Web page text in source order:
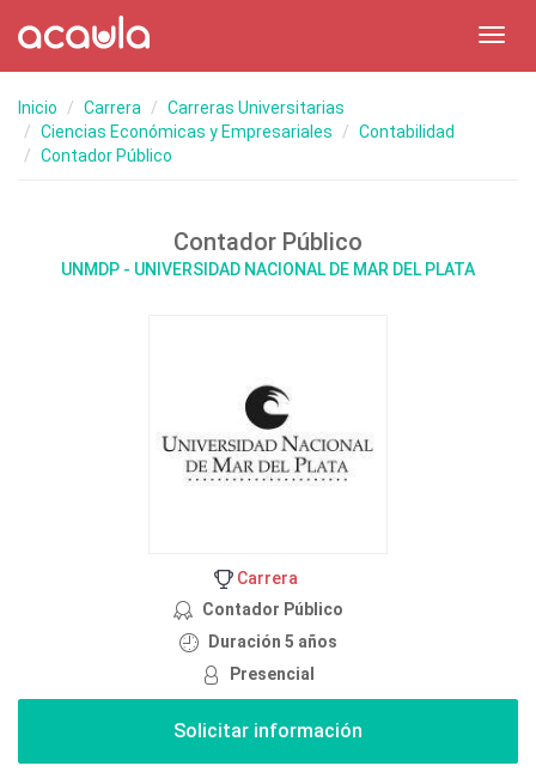
Inicio Carrera
Carreras Universitarias
Ciencias Económicas y Empresariales
Contabilidad
Contador Público
Contador Público
UNMDP - UNIVERSIDAD NACIONAL DE MAR DEL PLATA
Carrera
Contador Público
Duración 5 años
Presencial